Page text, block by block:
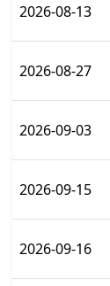
2026-08-13
2026-08-27
2026-09-03
2026-09-15
2026-09-16